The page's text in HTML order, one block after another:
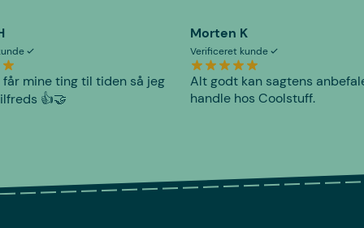
får mine ting til tiden så jeg
👍🤝
Morten K
Verificeret kunde
Alt godt kan sagtens
handle hos Coolstuff.